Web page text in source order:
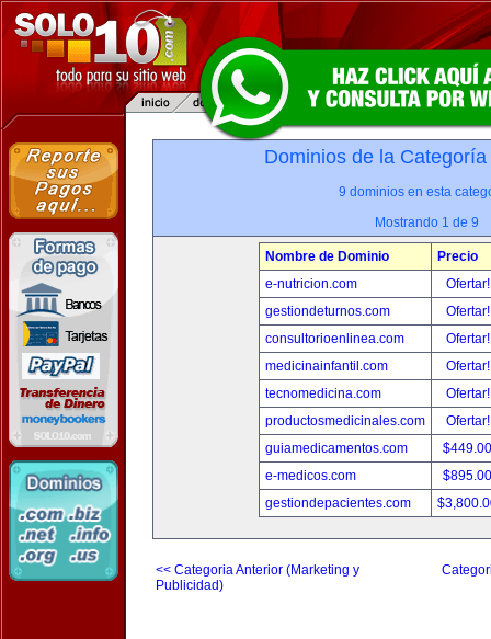
Dominios de la
9 dominios en esta
Mostrando 1 de 9
Nombre de Dominio
Precio
e-nutricion.com
gestiondeturnos.com
consultorioenlinea.com
medicinainfantil.com
tecnomedicina.com
productosmedicinales.com
guiamedicamentos.com
e-medicos.com
gestiondepacientes.com
<< Categoria Anterior (Marketing y
Publicidad)